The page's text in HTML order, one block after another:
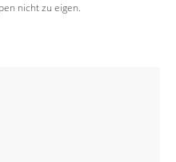
nicht zu eigen.